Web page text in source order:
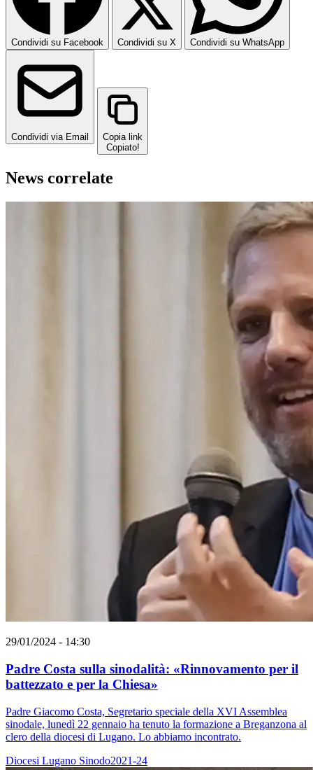
Condividi su Facebook Condividi su X Condividi su WhatsApp
Condividi via Email
Copia link
Copiato!
News correlate
29/01/2024 - 14:30
Padre Costa sulla sinodalità: «Rinnovamento per il
battezzato e per la Chiesa»
Padre Giacomo Costa, Segretario speciale della XVI Assemblea
sinodale, lunedì 22 gennaio ha tenuto la formazione a Breganzona al
clero della diocesi di Lugano. Lo abbiamo incontrato.
Diocesi Lugano Sinodo2021-24